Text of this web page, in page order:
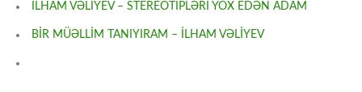
İLHAM VƏLİYEV – STEREOTİPLƏRİ YOX EDƏN ADAM
BİR MÜƏLLİM TANIYIRAM – İLHAM VƏLİYEV